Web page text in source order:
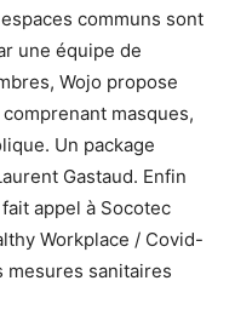
communs sont
une équipe de
Wojo propose
masques,
Un package
Gastaud. Enfin
appel à Socotec
Workplace / Covid-
mesures sanitaires